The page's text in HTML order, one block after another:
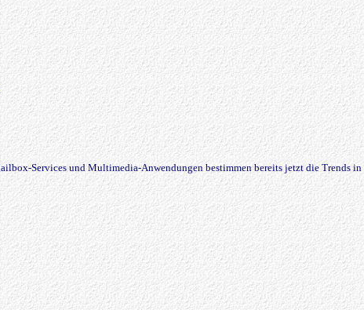
Services und Multimedia-Anwendungen bestimmen bereits jetzt die Trends